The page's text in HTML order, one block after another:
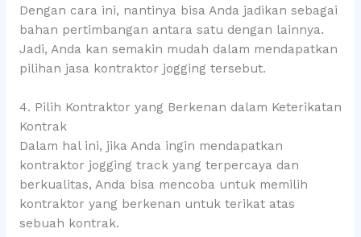
Dengan cara ini, nantinya bisa Anda jadikan sebagai
bahan pertimbangan antara satu dengan lainnya.
Jadi, Anda kan semakin mudah dalam mendapatkan
pilihan jasa kontraktor jogging tersebut.
4. Pilih Kontraktor yang Berkenan dalam Keterikatan
Kontrak
Dalam hal ini, jika Anda ingin mendapatkan
kontraktor jogging track yang terpercaya dan
berkualitas, Anda bisa mencoba untuk memilih
kontraktor yang berkenan untuk terikat atas
sebuah kontrak.